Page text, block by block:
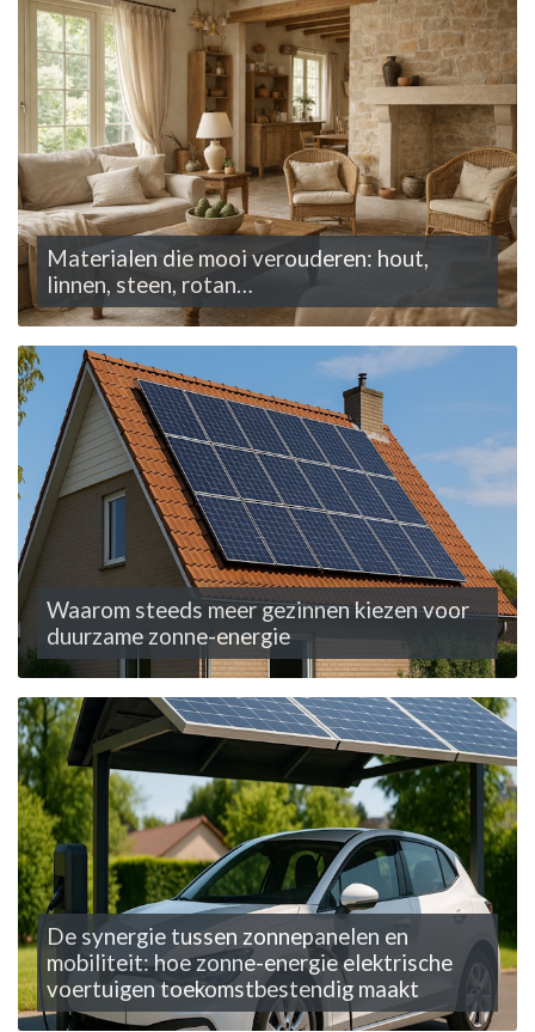
Materialen die mooi verouderen: hout,
linnen, steen, rotan…
Waarom steeds meer gezinnen kiezen voor
duurzame zonne-energie
De synergie tussen zonnepanelen en
mobiliteit: hoe zonne-energie elektrische
voertuigen toekomstbestendig maakt